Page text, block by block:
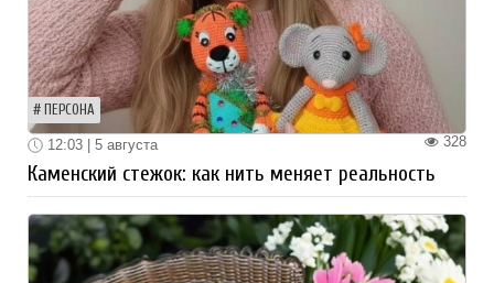
ПЕРСОНА
328
12:03 | 5 августа
Каменский стежок: как нить меняет реальность